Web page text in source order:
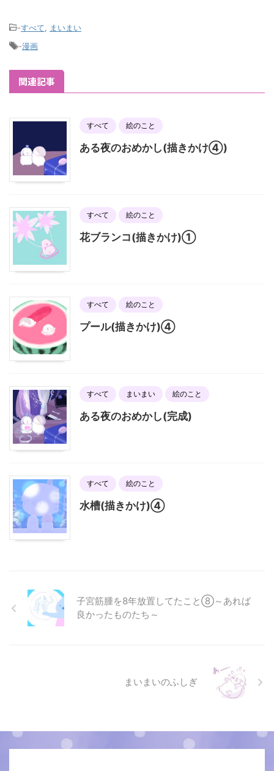
-すべて
まいまい
-漫画
関連記事
すべて 絵のこと
ある夜のおめかし(描きかけ④)
すべて 絵のこと
花ブランコ(描きかけ)①
すべて 絵のこと
プール(描きかけ)④
すべて まいまい 絵のこと
ある夜のおめかし(完成)
すべて 絵のこと
水槽(描きかけ)④
子宮筋腫を8年放置してたこと⑧～あれば
良かったものたち～
まいまいのふしぎ